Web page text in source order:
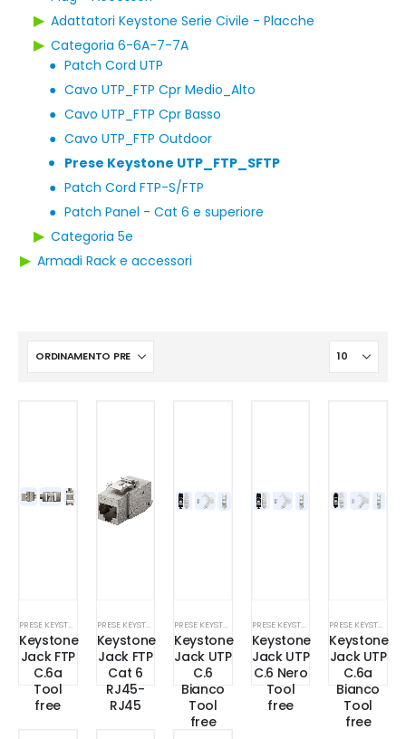
▶ Adattatori Keystone Serie Civile - Placche
▶ Categoria 6-6A-7-7A
● Patch Cord UTP
● Cavo UTP_FTP Cpr Medio_Alto
● Cavo UTP_FTP Cpr Basso
● Cavo UTP_FTP Outdoor
●
Prese Keystone UTP_FTP_SFTP
● Patch Cord FTP-S/FTP
● Patch Panel - Cat 6 e superiore
▶ Categoria 5e
▶ Armadi Rack e accessori
Keystone
Jack FTP
C.6a
Tool
free
PRESE KEYSTONE UTP_FTP_SFTP
Keystone
Jack FTP
Cat 6
RJ45-
RJ45
Keystone
Jack UTP
C.6
Bianco
Tool
free
PRESE KEYSTONE UTP_FTP_SFTP
Keystone
Jack UTP
C.6 Nero
Tool
free
Keystone
Jack UTP
C.6a
Bianco
Tool
free